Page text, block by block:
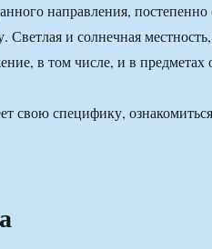
направления, постепенно
Светлая и солнечная
в том числе, и в предметах
свою специфику,